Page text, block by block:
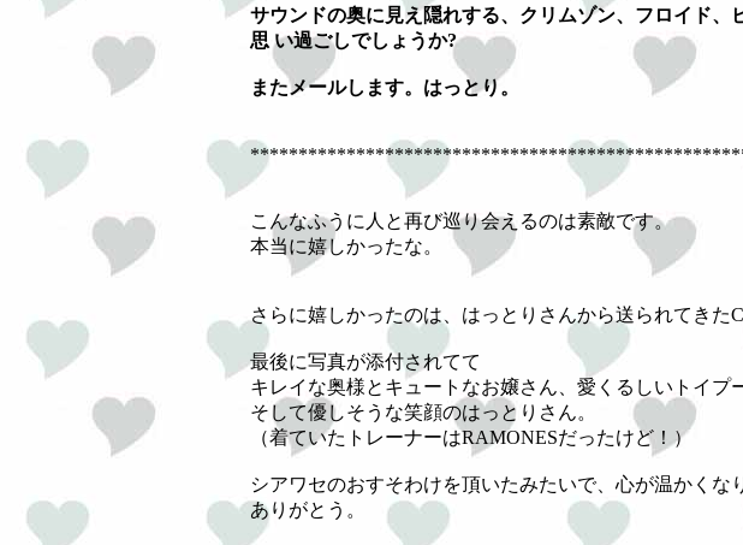
サウンドの奥に見え隠れする、クリムゾン、フロイド、
思 い過ごしでしょうか?
またメールします。はっとり。
こんなふうに人と再び巡り会えるのは素敵です。
本当に嬉しかったな。
さらに嬉しかったのは、はっとりさんから送られてきた
最後に写真が添付されてて
キレイな奥様とキュートなお嬢さん、愛くるしいトイプ
そして優しそうな笑顔のはっとりさん。
（着ていたトレーナーはRAMONESだったけど！）
シアワセのおすそわけを頂いたみたいで、心が温かくな
ありがとう。